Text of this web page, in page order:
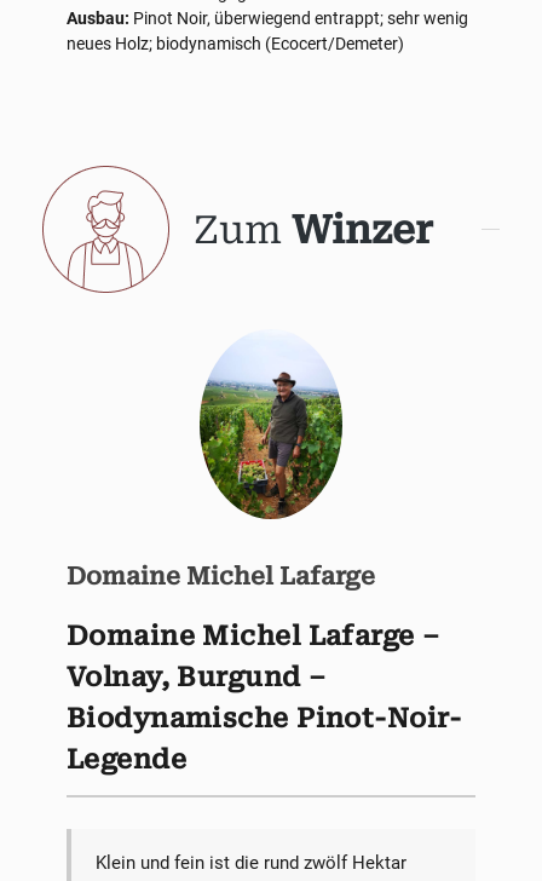
Ausbau: Pinot Noir, überwiegend entrappt; sehr wenig
neues Holz; biodynamisch (Ecocert/Demeter)
Zum Winzer
Domaine Michel Lafarge
Domaine Michel Lafarge –
Volnay, Burgund –
Biodynamische Pinot-Noir-
Legende
Klein und fein ist die rund zwölf Hektar